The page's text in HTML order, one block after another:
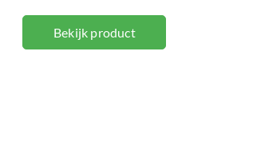
Bekijk product